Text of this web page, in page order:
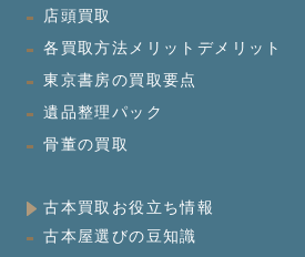
店頭買取
各買取方法メリットデメリット
東京書房の買取要点
遺品整理パック
骨董の買取
古本買取お役立ち情報
古本屋選びの豆知識